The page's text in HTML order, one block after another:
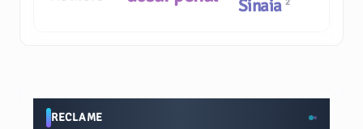
Sinaia
RECLAME